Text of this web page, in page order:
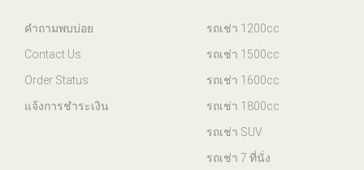
คำถามพบบ่อย
Contact Us
Order Status
แจ้งการชำระเงิน
รถเช่า 1200cc
รถเช่า 1500cc
รถเช่า 1600cc
รถเช่า 1800cc
รถเช่า SUV
รถเช่า 7 ที่นั่ง